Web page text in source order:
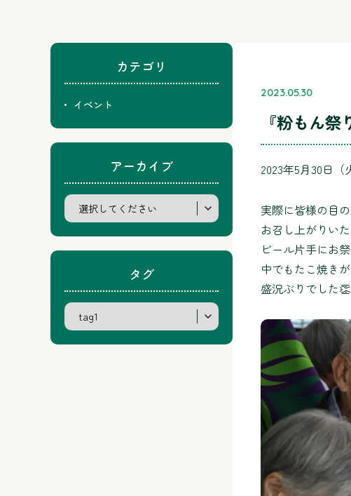
カテゴリ
イベント
アーカイブ
タグ
2023.05.30
『粉もん
2023年5月30日
実際に皆様の目
お召し上がりい
ビール片手にお
中でもたこ焼き
盛況ぶりでした👏